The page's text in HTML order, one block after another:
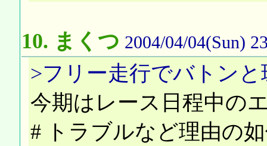
10. まくつ 2004/04/04(Sun)
>フリー走行でバトン
今期はレース日程中の
# トラブルなど理由の